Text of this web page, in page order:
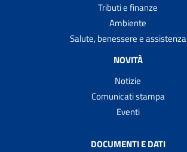
Tributi e finanze
Ambiente
Salute, benessere e assistenza
NOVITÀ
Notizie
Comunicati stampa
Eventi
DOCUMENTI E DATI